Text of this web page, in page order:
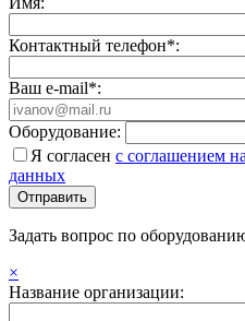
Контактный телефон*:
Ваш e-mail*:
Оборудование:
Я согласен с соглашением
данных
Задать вопрос по
×
Название организации: